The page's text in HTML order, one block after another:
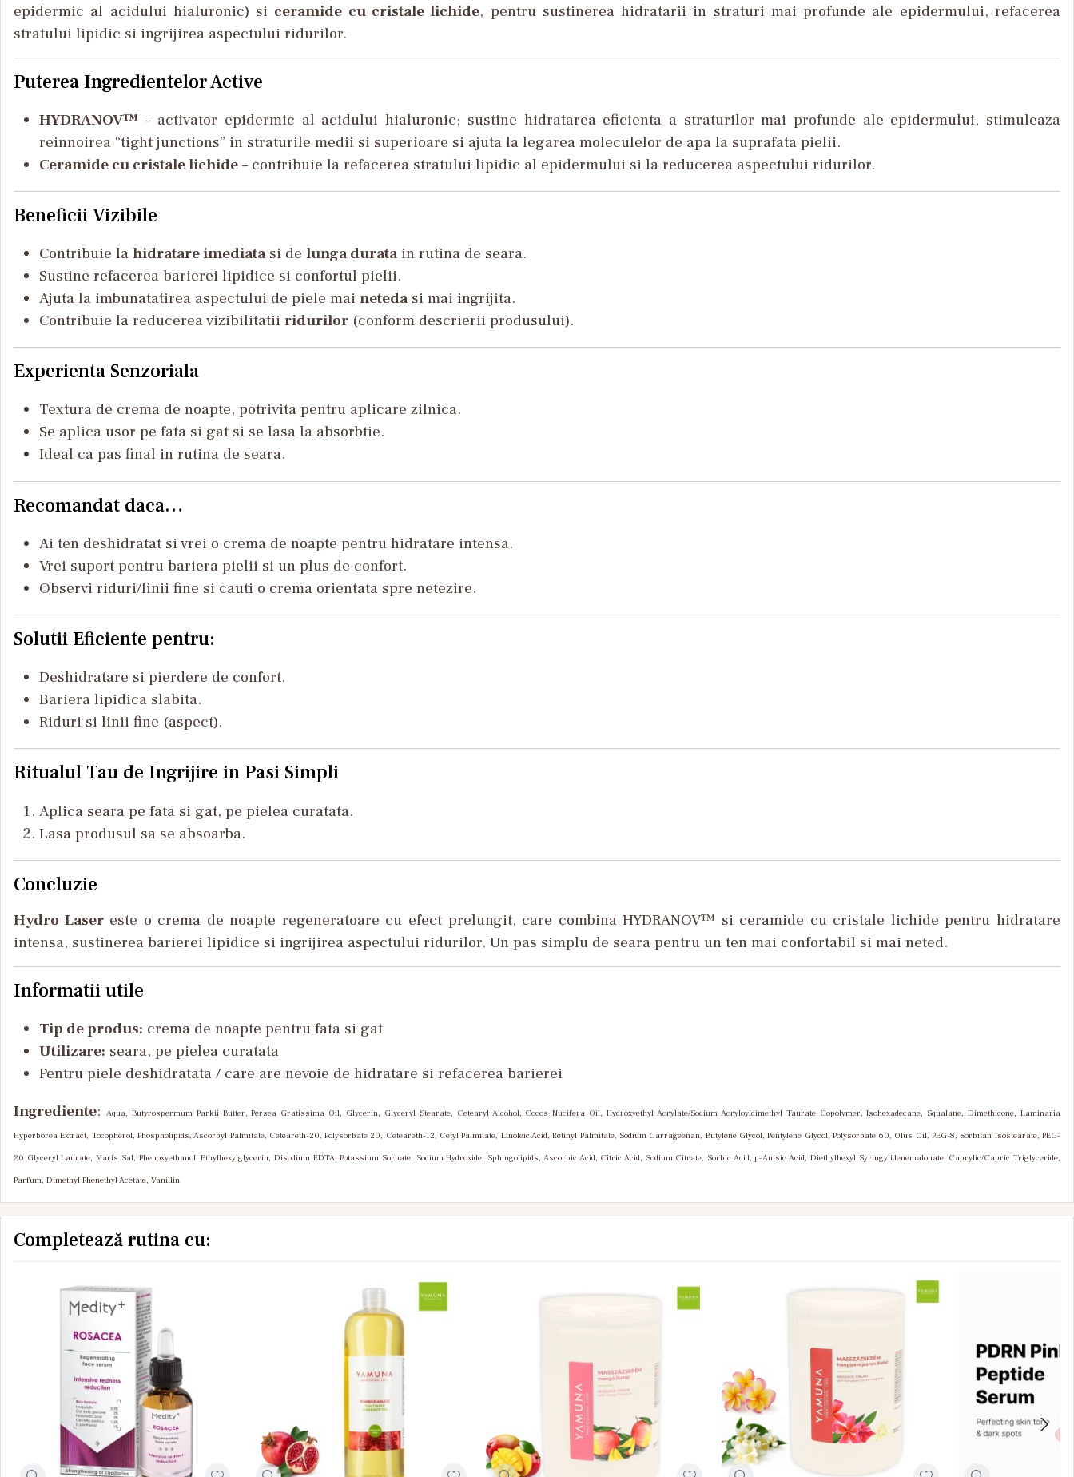
epidermic al acidului hialuronic) si ceramide cu cristale lichide, pentru sustinerea hidratarii in straturi mai profunde ale epidermului, refacerea
stratului lipidic si ingrijirea aspectului ridurilor.
Puterea Ingredientelor Active
HYDRANOV™ – activator epidermic al acidului hialuronic; sustine hidratarea eficienta a straturilor mai profunde ale epidermului, stimuleaza
reinnoirea “tight junctions” in straturile medii si superioare si ajuta la legarea moleculelor de apa la suprafata pielii.
Ceramide cu cristale lichide – contribuie la refacerea stratului lipidic al epidermului si la reducerea aspectului ridurilor.
Beneficii Vizibile
Contribuie la hidratare imediatasi de lunga duratain rutina de seara.
Sustine refacerea barierei lipidice si confortul pielii.
Ajuta la imbunatatirea aspectului de piele mai netedasi mai ingrijita.
Contribuie la reducerea vizibilitatii ridurilor (conform descrierii produsului).
Experienta Senzoriala
Textura de crema de noapte, potrivita pentru aplicare zilnica.
Se aplica usor pe fata si gat si se lasa la absorbtie.
Ideal ca pas final in rutina de seara.
Recomandat daca…
Ai ten deshidratat si vrei o crema de noapte pentru hidratare intensa.
Vrei suport pentru bariera pielii si un plus de confort.
Observi riduri/linii fine si cauti o crema orientata spre netezire.
Solutii Eficiente pentru:
Deshidratare si pierdere de confort.
Bariera lipidica slabita.
Riduri si linii fine (aspect).
Ritualul Tau de Ingrijire in Pasi Simpli
Aplica seara pe fata si gat, pe pielea curatata.
Lasa produsul sa se absoarba.
Concluzie
Hydro Lasereste o crema de noapte regeneratoare cu efect prelungit, care combina HYDRANOV™ si ceramide cu cristale lichide pentru hidratare
intensa, sustinerea barierei lipidice si ingrijirea aspectului ridurilor. Un pas simplu de seara pentru un ten mai confortabil si mai neted.
Informatii utile
Tip de produs: crema de noapte pentru fata si gat
Utilizare: seara, pe pielea curatata
Pentru piele deshidratata / care are nevoie de hidratare si refacerea barierei
Ingrediente: Aqua, Butyrospermum Parkii Butter, Persea Gratissima Oil, Glycerin, Glyceryl Stearate, Cetearyl Alcohol, Cocos Nucifera Oil, Hydroxyethyl Acrylate/Sodium Acryloyldimethyl Taurate Copolymer, Isohexadecane, Squalane, Dimethicone, Laminaria
Hyperborea Extract, Tocopherol, Phospholipids, Ascorbyl Palmitate, Ceteareth-20, Polysorbate 20, Ceteareth-12, Cetyl Palmitate, Linoleic Acid, Retinyl Palmitate, Sodium Carrageenan, Butylene Glycol, Pentylene Glycol, Polysorbate 60, Olus Oil, PEG-8, Sorbitan Isostearate, PEG-
20 Glyceryl Laurate, Maris Sal, Phenoxyethanol, Ethylhexylglycerin, Disodium EDTA, Potassium Sorbate, Sodium Hydroxide, Sphingolipids, Ascorbic Acid, Citric Acid, Sodium Citrate, Sorbic Acid, p-Anisic Acid, Diethylhexyl Syringylidenemalonate, Caprylic/Capric Triglyceride,
Parfum, Dimethyl Phenethyl Acetate, Vanillin
Completează rutina cu: